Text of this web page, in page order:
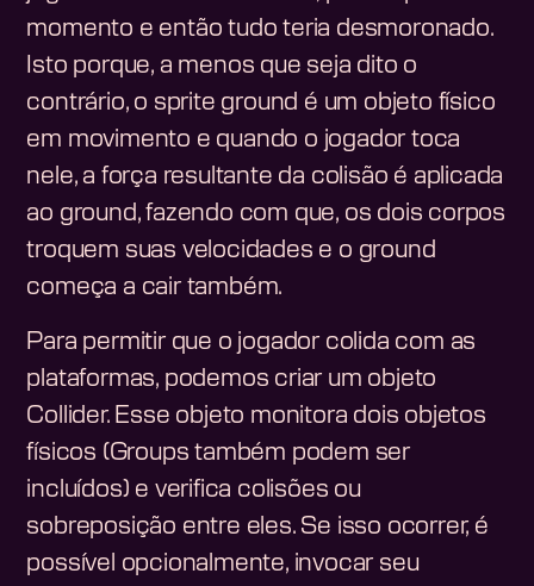
momento e então tudo teria desmoronado.
Isto porque, a menos que seja dito o
contrário, o sprite ground é um objeto físico
em movimento e quando o jogador toca
nele, a força resultante da colisão é aplicada
ao ground, fazendo com que, os dois corpos
troquem suas velocidades e o ground
começa a cair também.
Para permitir que o jogador colida com as
plataformas, podemos criar um objeto
Collider. Esse objeto monitora dois objetos
físicos (Groups também podem ser
incluídos) e verifica colisões ou
sobreposição entre eles. Se isso ocorrer, é
possível opcionalmente, invocar seu